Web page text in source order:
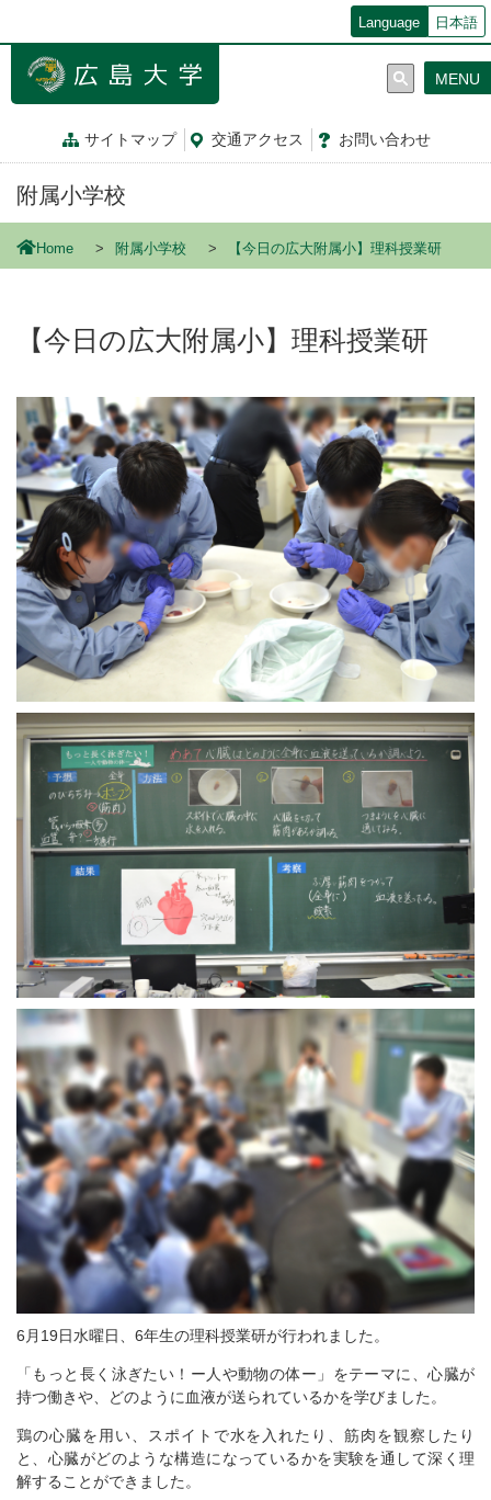
ン
Language 日本語
サイトマップ 交通アクセス お問い合わせ
MENU
附属小学校
Home 附属小学校 【今日の広大附属小】理科授業研
【今日の広大附属小】理科授業研
6月19日水曜日、6年生の理科授業研が行われました。
「もっと長く泳ぎたい！ー人や動物の体ー」をテーマに、心臓が
持つ働きや、どのように血液が送られているかを学びました。
鶏の心臓を用い、スポイトで水を入れたり、筋肉を観察したり
と、心臓がどのような構造になっているかを実験を通して深く理
解することができました。